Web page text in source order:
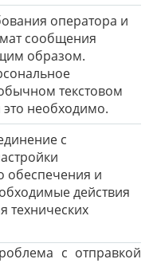
оператора и
сообщения
образом.
текстовом
необходимо.
с
обеспечения и
действия
технических
с отправкой